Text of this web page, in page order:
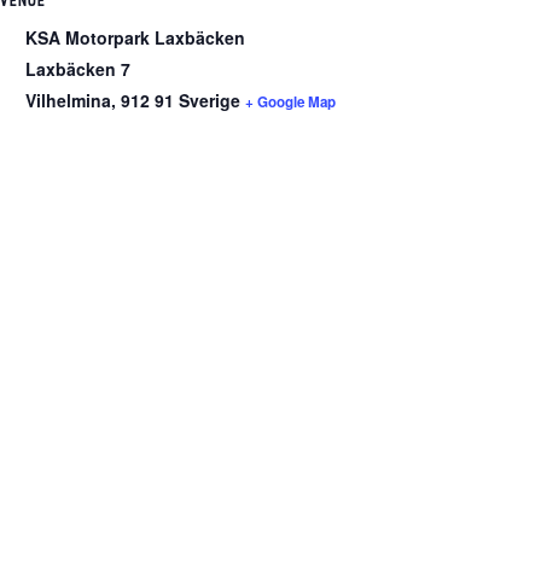
KSA Motorpark Laxbäcken
Laxbäcken 7
Vilhelmina, 912 91 Sverige + Google Map